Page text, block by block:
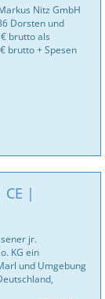
Nitz GmbH
Dorsten und
brutto als
brutto + Spesen
|
jr.
KG ein
und Umgebung